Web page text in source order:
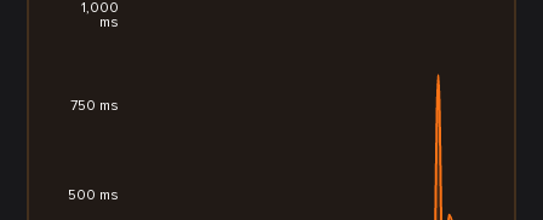
500 ms
750 ms
1,000
ms